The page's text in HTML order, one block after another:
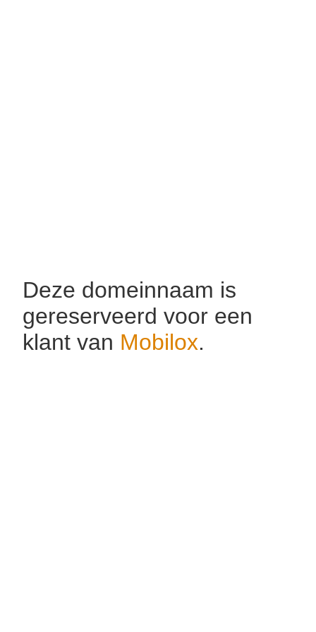
Deze domeinnaam is
gereserveerd voor een
klant van Mobilox.